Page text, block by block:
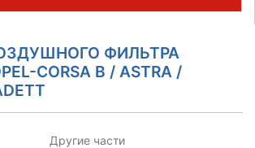
ФИЛЬТРА
CORSA B / ASTRA /
Другие части